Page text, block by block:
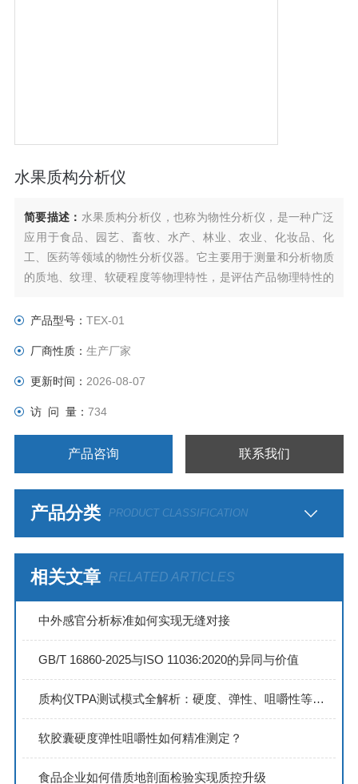
水果质构分析仪
简要描述： 水果质构分析仪，也称为物性分析仪，是一种广泛
应用于食品、园艺、畜牧、水产、林业、农业、化妆品、化
工、医药等领域的物性分析仪器。它主要用于测量和分析物质
的质地、纹理、软硬程度等物理特性，是评估产品物理特性的
产品型号： TEX-01
厂商性质： 生产厂家
更新时间： 2026-08-07
访 问 量： 734
产品咨询 联系我们
产品分类 PRODUCT CLASSIFICATION
相关文章 RELATED ARTICLES
中外感官分析标准如何实现无缝对接
GB/T 16860-2025与ISO 11036:2020的异同与价值
质构仪TPA测试模式全解析：硬度、弹性、咀嚼性等参数是如何产生的？
软胶囊硬度弹性咀嚼性如何精准测定？
食品企业如何借质地剖面检验实现质控升级